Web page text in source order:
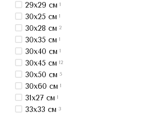
29x29 см 1
30x25 см 1
30x28 см 2
30x35 см 1
30x40 см 1
30x45 см 12
30x50 см 5
30x60 см 1
31x27 см 1
33x33 см 3